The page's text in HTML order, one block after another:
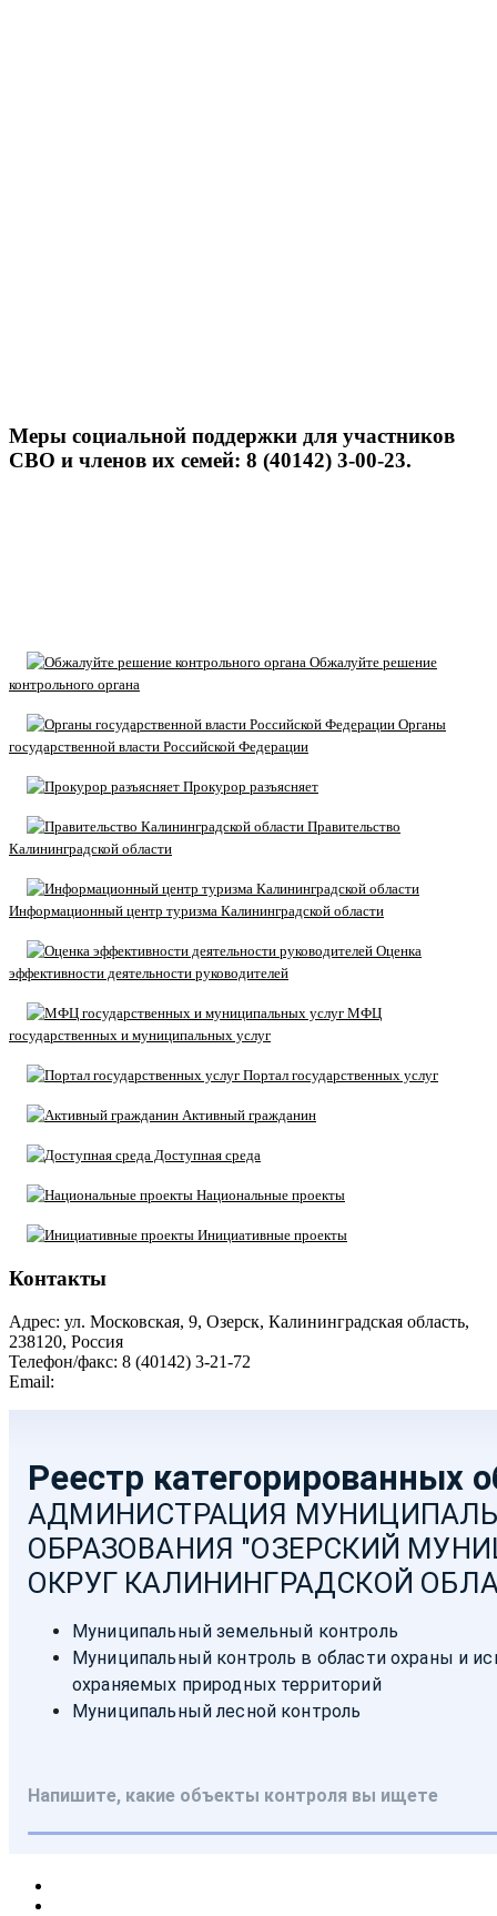
Меры социальной поддержки для участников
СВО и членов их семей: 8 (40142) 3-00-23.
Обжалуйте решение
контрольного органа
Органы
государственной власти Российской Федерации
Прокурор разъясняет
Правительство
Калининградской области
Информационный центр туризма Калининградской области
Оценка
эффективности деятельности руководителей
МФЦ
государственных и муниципальных услуг
Портал государственных услуг
Активный гражданин
Доступная среда
Национальные проекты
Инициативные проекты
Контакты
Адрес: ул. Московская, 9, Озерск, Калининградская область,
238120, Россия
Телефон/факс: 8 (40142) 3-21-72
Email: